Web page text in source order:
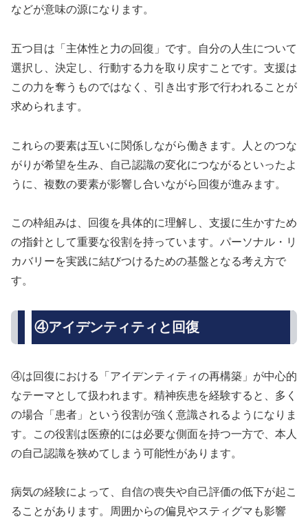
などが意味の源になります。
五つ目は「主体性と力の回復」です。自分の人生について
選択し、決定し、行動する力を取り戻すことです。支援は
この力を奪うものではなく、引き出す形で行われることが
求められます。
これらの要素は互いに関係しながら働きます。人とのつな
がりが希望を生み、自己認識の変化につながるといったよ
うに、複数の要素が影響し合いながら回復が進みます。
この枠組みは、回復を具体的に理解し、支援に生かすため
の指針として重要な役割を持っています。パーソナル・リ
カバリーを実践に結びつけるための基盤となる考え方で
す。
④アイデンティティと回復
④は回復における「アイデンティティの再構築」が中心的
なテーマとして扱われます。精神疾患を経験すると、多く
の場合「患者」という役割が強く意識されるようになりま
す。この役割は医療的には必要な側面を持つ一方で、本人
の自己認識を狭めてしまう可能性があります。
病気の経験によって、自信の喪失や自己評価の低下が起こ
ることがあります。周囲からの偏見やスティグマも影響